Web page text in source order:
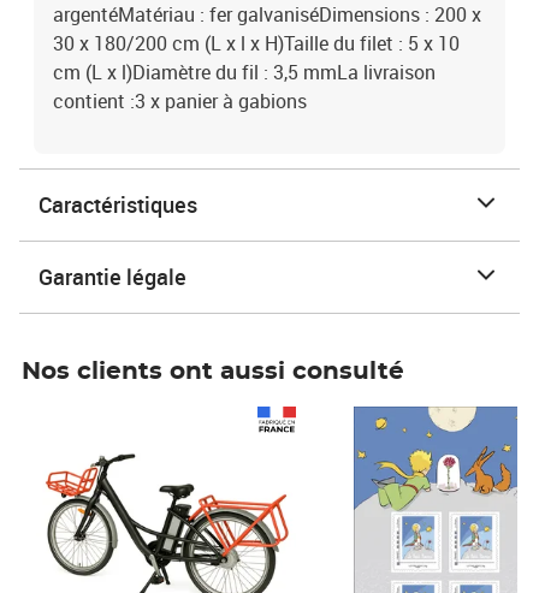
argentéMatériau : fer galvaniséDimensions : 200 x
30 x 180/200 cm (L x l x H)Taille du filet : 5 x 10
cm (L x l)Diamètre du fil : 3,5 mmLa livraison
contient :3 x panier à gabions
Caractéristiques
Garantie légale
Nos clients ont aussi consulté
Prix 7,50€